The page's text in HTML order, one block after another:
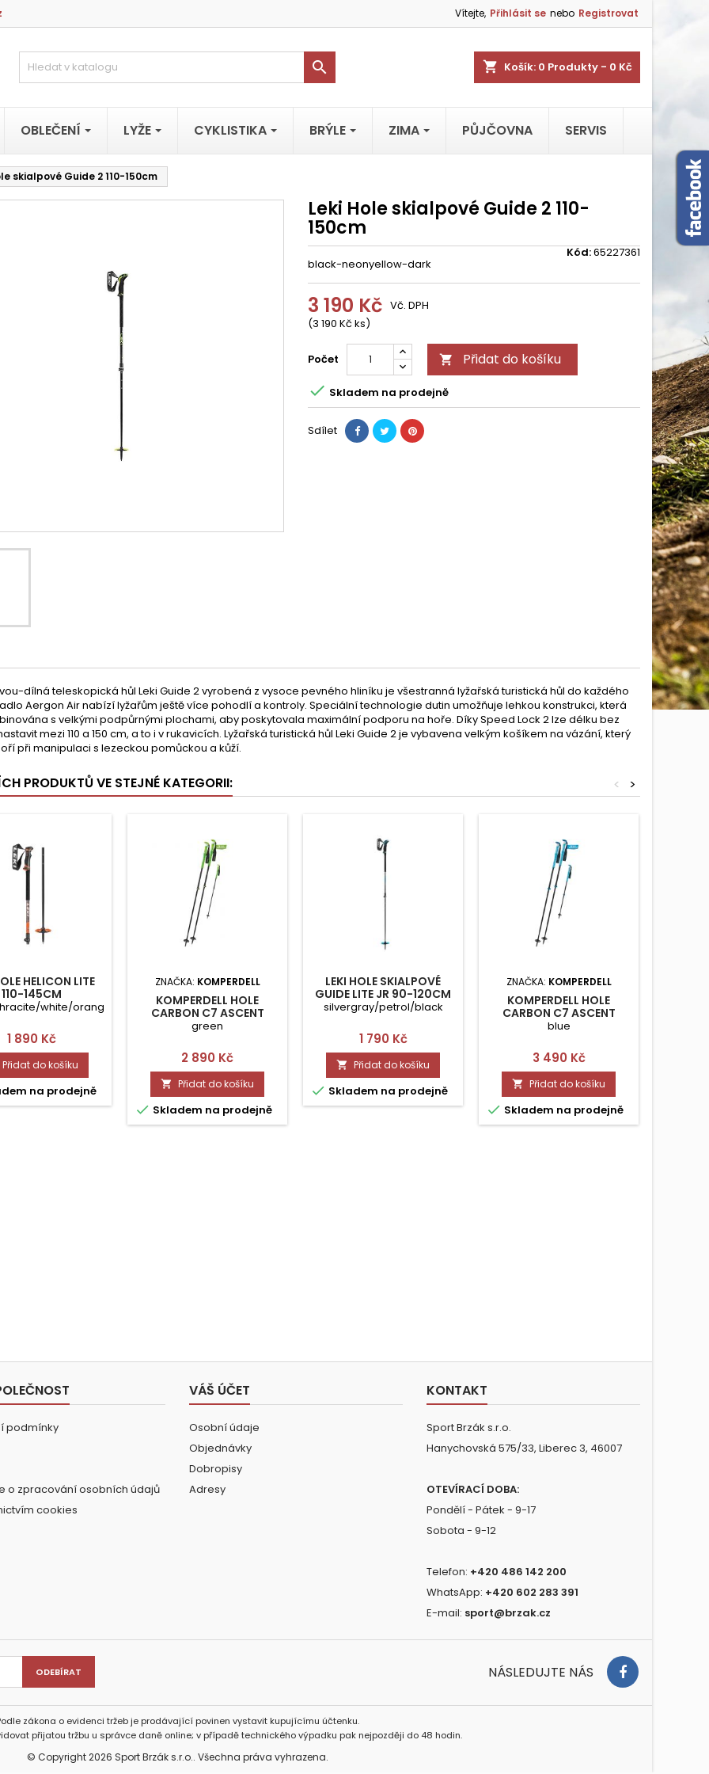
Vítejte, Přihlásit se nebo Registrovat
shopping_cart Košík: 0 Produkty - 0 Kč

OBLEČENÍ LYŽE CYKLISTIKA BRÝLE ZIMA PŮJČOVNA SERVIS
skialpové Guide 2 110-150cm
Leki Hole skialpové Guide 2 110-
150cm
Kód:65227361
black-neonyellow-dark
3 190 Kč
(3 190 Kč ks)
Vč. DPH
Počet  Přidat do košíku
 Skladem na prodejně
Sdílet
dílná teleskopická hůl Leki Guide 2 vyrobená z vysoce pevného hliníku je všestranná lyžařská turistická hůl do každého
Aergon Air nabízí lyžařům ještě více pohodlí a kontroly. Speciální technologie dutin umožňuje lehkou konstrukci, která
s velkými podpůrnými plochami, aby poskytovala maximální podporu na hoře. Díky Speed Lock 2 lze délku bez
mezi 110 a 150 cm, a to i v rukavicích. Lyžařská turistická hůl Leki Guide 2 je vybavena velkým košíkem na vázání, který
při manipulaci s lezeckou pomůckou a kůží.
PRODUKTŮ VE STEJNÉ KATEGORII: >
<
HELICON LITE
110-145CM
white/orange
Cena
1 890 Kč
Přidat do košíku
na prodejně
ZNAČKA: KOMPERDELL
KOMPERDELL HOLE
CARBON C7 ASCENT
TELESKOP.
green
Cena
2 890 Kč
 Přidat do košíku
 Skladem na prodejně
LEKI HOLE SKIALPOVÉ
GUIDE LITE JR 90-120CM
silvergray/petrol/black
Cena
1 790 Kč
 Přidat do košíku
 Skladem na prodejně
ZNAČKA: KOMPERDELL
KOMPERDELL HOLE
CARBON C7 ASCENT
TELESKOP.
blue
Cena
3 490 Kč
 Přidat do košíku
 Skladem na prodejně
podmínky
o zpracování osobních údajů
cookies
VÁŠ ÚČET
Osobní údaje
Objednávky
Dobropisy
Adresy
KONTAKT
Sport Brzák s.r.o.
Hanychovská 575/33, Liberec 3, 46007
OTEVÍRACÍ DOBA:
Pondělí - Pátek - 9-17
Sobota - 9-12
Telefon: +420 486 142 200
WhatsApp: +420 602 283 391
E-mail: sport@brzak.cz
NÁSLEDUJTE NÁS
zákona o evidenci tržeb je prodávající povinen vystavit kupujícímu účtenku.
přijatou tržbu u správce daně online; v případě technického výpadku pak nejpozději do 48 hodin.
© Copyright 2026 Sport Brzák s.r.o.. Všechna práva vyhrazena.